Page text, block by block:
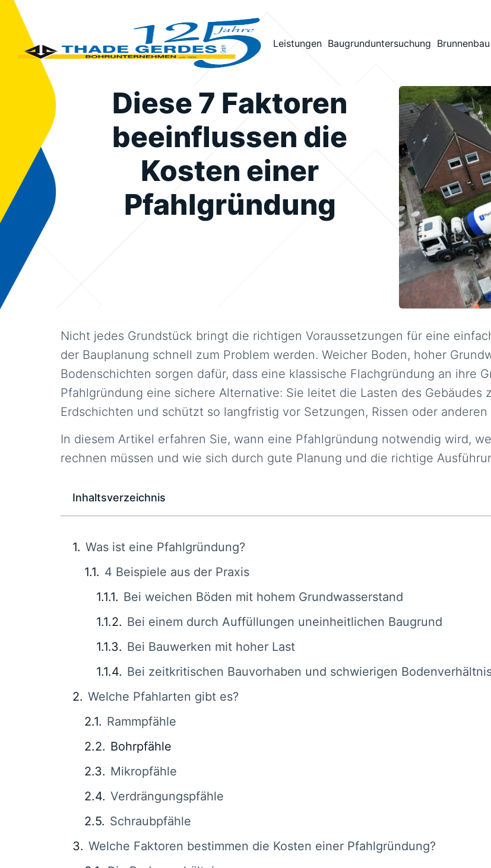
Leistungen Baugrunduntersuchung Brunnenbau
Diese 7 Faktoren
beeinflussen die
Kosten einer
Pfahlgründung
Nicht jedes Grundstück bringt die richtigen Voraussetzungen für eine
der Bauplanung schnell zum Problem werden. Weicher Boden, hoher
Bodenschichten sorgen dafür, dass eine klassische Flachgründung an ihre
Pfahlgründung eine sichere Alternative: Sie leitet die Lasten des Gebäudes
Erdschichten und schützt so langfristig vor Setzungen, Rissen oder anderen
In diesem Artikel erfahren Sie, wann eine Pfahlgründung notwendig wird,
rechnen müssen und wie sich durch gute Planung und die richtige
Inhaltsverzeichnis
Was ist eine Pfahlgründung?
4 Beispiele aus der Praxis
Bei weichen Böden mit hohem Grundwasserstand
Bei einem durch Auffüllungen uneinheitlichen Baugrund
Bei Bauwerken mit hoher Last
Bei zeitkritischen Bauvorhaben und schwierigen
Welche Pfahlarten gibt es?
Rammpfähle
Bohrpfähle
Mikropfähle
Verdrängungspfähle
Schraubpfähle
Welche Faktoren bestimmen die Kosten einer Pfahlgründung?